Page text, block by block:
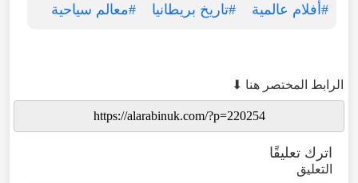
#أفلام عالمية #تاريخ بريطانيا #معالم سياحية
الرابط المختصر هنا ⬇
اترك تعليقًا
التعليق